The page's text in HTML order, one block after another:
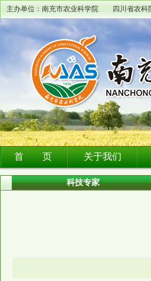
主办单位：南充市农业科学院 四川省农科
首 页 关于我们
科技专家